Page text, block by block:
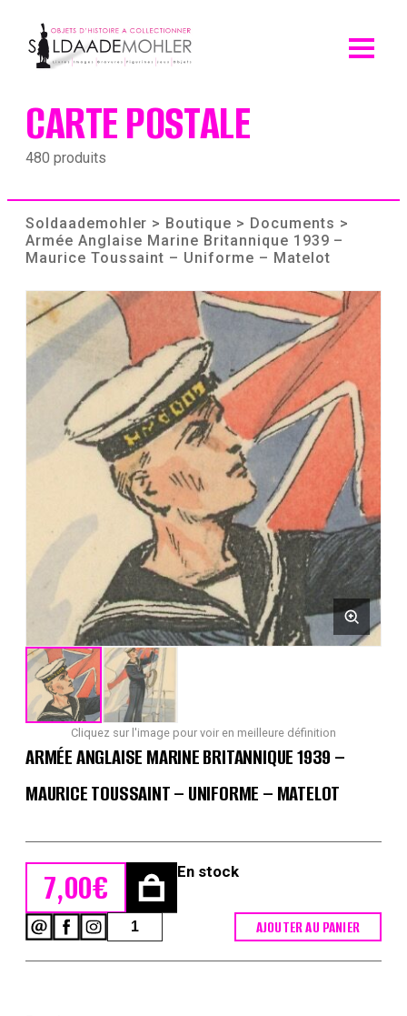
content
CARTE POSTALE
480 produits
Soldaademohler > Boutique > Documents >
Armée Anglaise Marine Britannique 1939 –
Maurice Toussaint – Uniforme – Matelot
Cliquez sur l'image pour voir en meilleure définition
ARMÉE ANGLAISE MARINE BRITANNIQUE 1939 –
MAURICE TOUSSAINT – UNIFORME – MATELOT
7,00€ En stock
quantité
de
AJOUTER AU PANIER